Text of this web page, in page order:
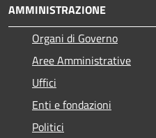
AMMINISTRAZIONE
Organi di Governo
Aree Amministrative
Uffici
Enti e fondazioni
Politici